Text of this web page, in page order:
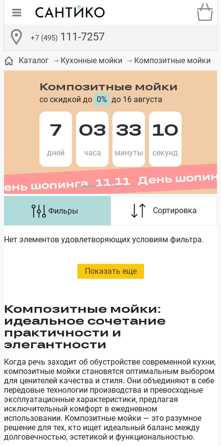
+7 (495) 111-7257
Бачки для
унитазов
Сиденья для
унитазов
Смесители для
встраиваемых
Зеркало-шкаф
Полки в ванную
комнату
Комоды в
ванную комнату
Каталог Кухонные мойки Композитные мойки
шопинга 11.11 День
Композитные мойки
со скидкой до 0% до 16 августа
7
дней
03
часа
33
минуты
09
секунд
Нет элементов удовлетворяющих условиям фильтра.
Показать еще
Композитные мойки:
идеальное сочетание
практичности и
элегантности
Когда речь заходит об обустройстве современной кухни,
композитные мойки становятся оптимальным выбором
для ценителей качества и стиля. Они объединяют в себе
передовые технологии производства и превосходные
эксплуатационные характеристики, предлагая
исключительный комфорт в ежедневном
использовании. Композитные мойки — это разумное
решение для тех, кто ищет идеальный баланс между
долговечностью, эстетикой и функциональностью.